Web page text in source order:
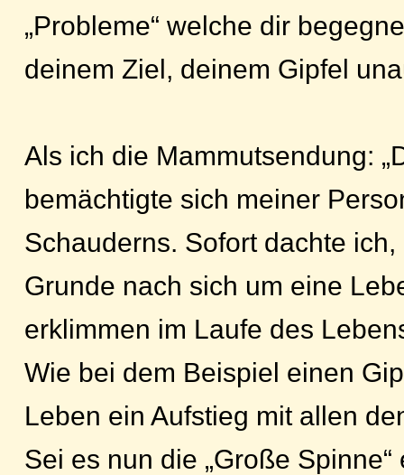
„Probleme“ welche dir
deinem Ziel, deinem Gipfel
Als ich die Mammutsendung:
bemächtigte sich meiner
Schauderns. Sofort dachte
Grunde nach sich um eine
erklimmen im Laufe des
Wie bei dem Beispiel einen
Leben ein Aufstieg mit allen
Sei es nun die „Große